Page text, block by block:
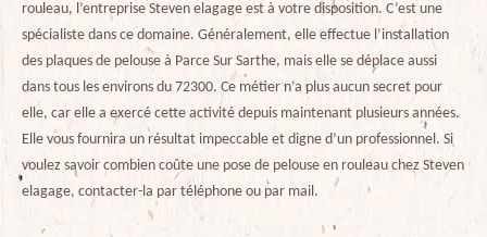
rouleau, l’entreprise Steven elagage est à votre disposition. C’est une
spécialiste dans ce domaine. Généralement, elle effectue l’installation
des plaques de pelouse à Parce Sur Sarthe, mais elle se déplace aussi
dans tous les environs du 72300. Ce métier n’a plus aucun secret pour
elle, car elle a exercé cette activité depuis maintenant plusieurs années.
Elle vous fournira un résultat impeccable et digne d’un professionnel. Si
voulez savoir combien coûte une pose de pelouse en rouleau chez Steven
elagage, contacter-la par téléphone ou par mail.